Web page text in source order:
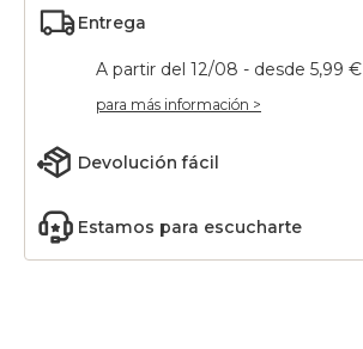
Entrega
A partir del 12/08 - desde 5,99 €
para más información >
Devolución fácil
Estamos para escucharte